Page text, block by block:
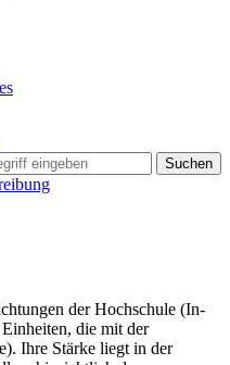
Suchen
der Hochschule (In-
die mit der
Ihre Stärke liegt in der